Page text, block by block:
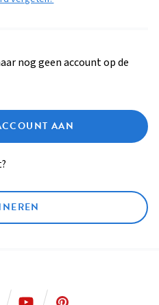
nog geen account op de
AAN